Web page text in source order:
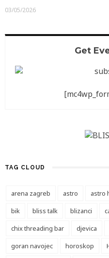
03/05/2026
Get
TAG CLOUD
arena zagreb astro astro
bik
bliss talk blizanci
chix threading bar
djevica
goran navojec
horoskop